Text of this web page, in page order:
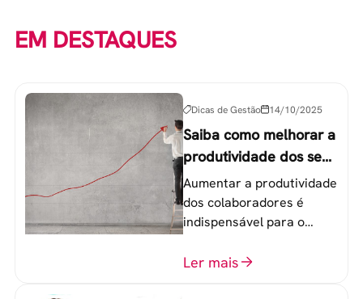
EM DESTAQUES
Dicas de Gestão 14/10/2025
Saiba como melhorar a
produtividade dos seus
colaboradores
Aumentar a produtividade
dos colaboradores é
indispensável para o
equipe de trabalho. 6
Ler mais